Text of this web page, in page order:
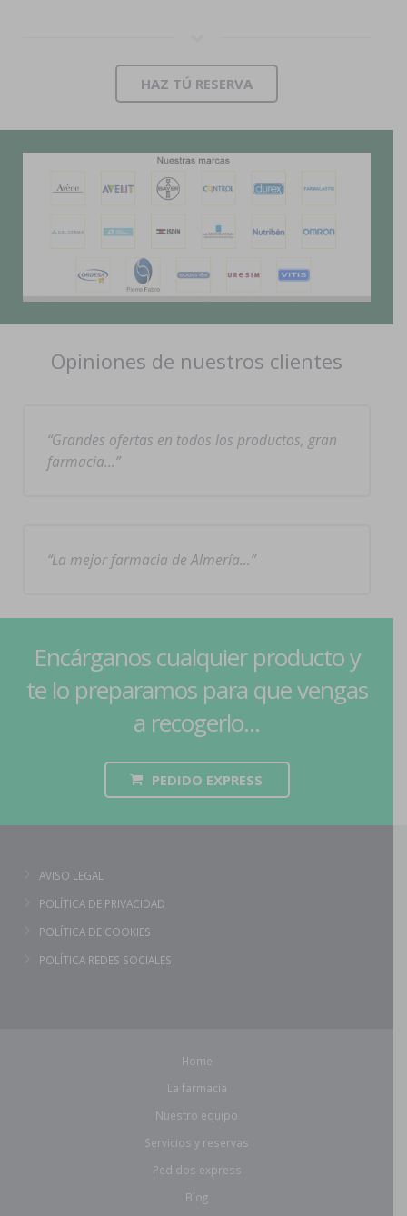
HAZ TÚ RESERVA
Opiniones de nuestros clientes
Grandes ofertas en todos los productos, gran
farmacia…
La mejor farmacia de Almería…
Encárganos cualquier producto y
te lo preparamos para que vengas
a recogerlo...
PEDIDO EXPRESS
AVISO LEGAL
POLÍTICA DE PRIVACIDAD
POLÍTICA DE COOKIES
POLÍTICA REDES SOCIALES
Home
La farmacia
Nuestro equipo
Servicios y reservas
Pedidos express
Blog